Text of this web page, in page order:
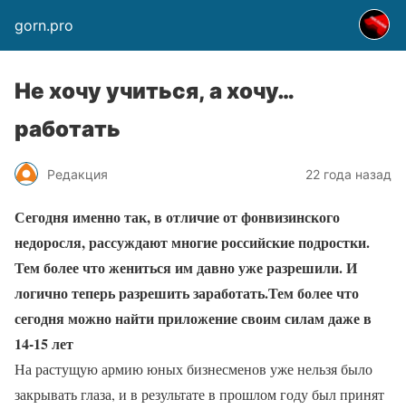
gorn.pro
Не хочу учиться, а хочу…
работать
Редакция 22 года назад
Сегодня именно так, в отличие от фонвизинского
недоросля, рассуждают многие российские подростки.
Тем более что жениться им давно уже разрешили. И
логично теперь разрешить заработать.Тем более что
сегодня можно найти приложение своим силам даже в
14-15 лет
На растущую армию юных бизнесменов уже нельзя было
закрывать глаза, и в результате в прошлом году был принят